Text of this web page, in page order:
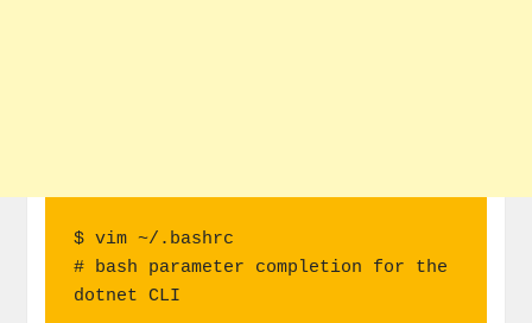
$ vim ~/.bashrc
# bash parameter completion for the
dotnet CLI